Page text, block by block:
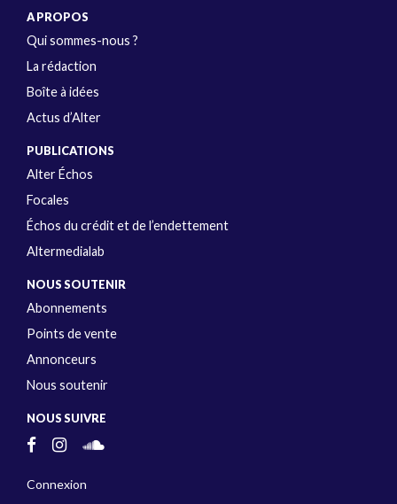
A PROPOS
Qui sommes-nous ?
La rédaction
Boîte à idées
Actus d’Alter
PUBLICATIONS
Alter Échos
Focales
Échos du crédit et de l’endettement
Altermedialab
NOUS SOUTENIR
Abonnements
Points de vente
Annonceurs
Nous soutenir
NOUS SUIVRE
Connexion